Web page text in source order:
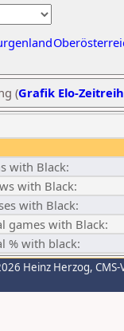
(Grafik Elo-
with Black:
with Black:
with Black:
games with Black:
% with black:
Heinz Herzog,